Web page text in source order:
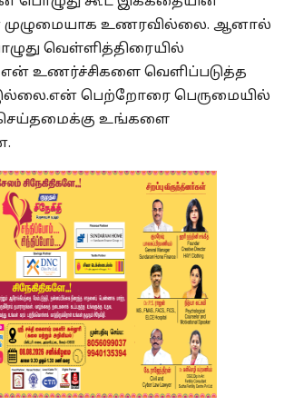
முழுமையாக உணரவில்லை. ஆனால்
வெள்ளித்திரையில்
உணர்ச்சிகளை வெளிப்படுத்த
பெற்றோரை பெருமையில்
உங்களை